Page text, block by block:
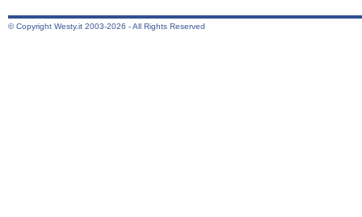
© Copyright Westy.it 2003-2026 - All Rights Reserved